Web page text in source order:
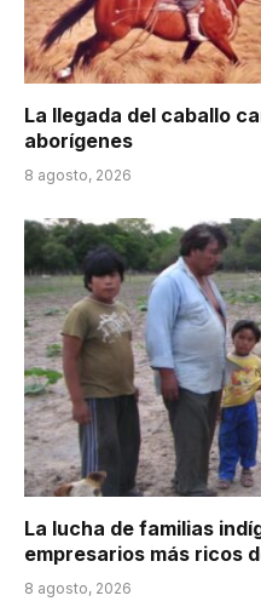
La llegada del caballo
aborígenes
8 agosto, 2026
La lucha de familias
empresarios más ricos
8 agosto, 2026